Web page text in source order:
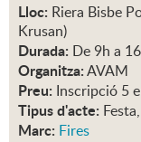
Lloc: Riera Bisbe
Krusan)
Durada: De 9h a
Organitza:AVAM
Preu: Inscripció 5
Tipus d'acte:
Marc: Fires